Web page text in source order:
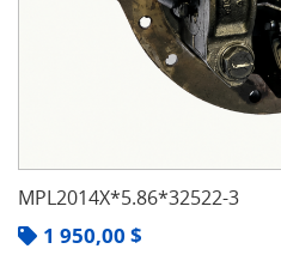
MPL2014X*5.86*32522-3
1 950,00 $